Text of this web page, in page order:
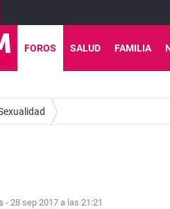
FOROS SALUD FAMILIA
- 28 sep 2017 a las 21:21